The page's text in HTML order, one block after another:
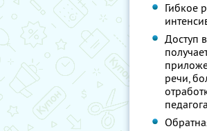
Гибкое
Доступ
речи,